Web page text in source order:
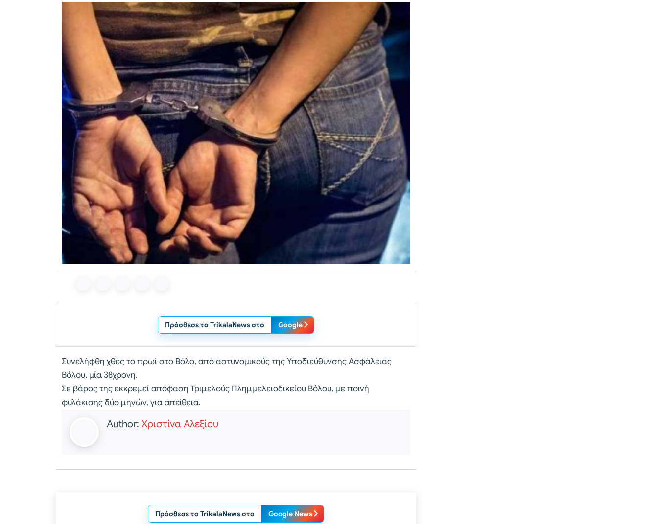
Πρόσθεσε το TrikalaNews στο Google
Συνελήφθη χθες το πρωί στο Βόλο, από αστυνομικούς της Υποδιεύθυνσης Ασφάλειας
Βόλου, μία 38χρονη.
Σε βάρος της εκκρεμεί απόφαση Τριμελούς Πλημμελειοδικείου Βόλου, με ποινή
φυλάκισης δύο μηνών, για απείθεια.
Author: Χριστίνα Αλεξίου
Πρόσθεσε το TrikalaNews στο Google News